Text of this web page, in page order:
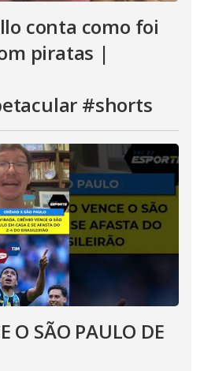
conta como foi
piratas |
#shorts
O SÃO PAULO DE